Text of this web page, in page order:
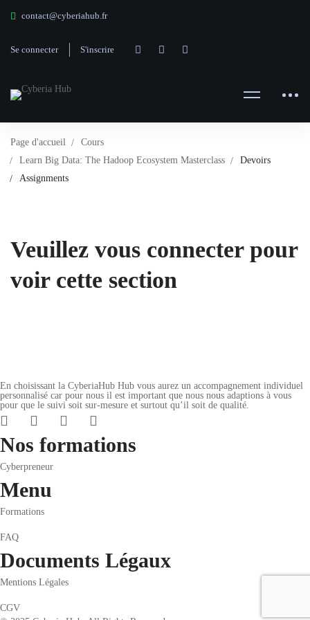
contact@cyberiahub.fr
Se connecter S'inscrire
Page d'accueil
Cours
Learn Big Data: The Hadoop Ecosystem Masterclass
Devoirs
Assignments
Veuillez vous connecter pour
voir cette section
En choisissant la CyberiaHub Hub vous aurez un accompagnement individuel
personnalisé car pour nous il est important que nous nous adaptions à vous
pour que le suivi soit sur-mesure et surtout qu’il soit de qualité.
Nos formations
Cyberpreneur
Menu
Formations
FAQ
Documents Légaux
Mentions Légales
CGV